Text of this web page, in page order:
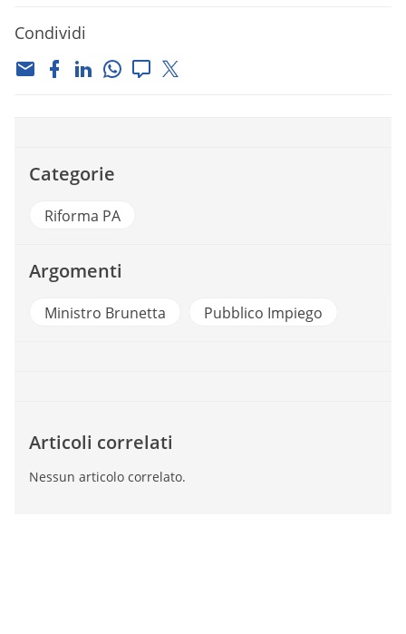
Condividi
Categorie
Riforma PA
Argomenti
Ministro Brunetta Pubblico Impiego
Articoli correlati
Nessun articolo correlato.